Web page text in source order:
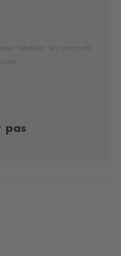
réaliser les raccords
pas